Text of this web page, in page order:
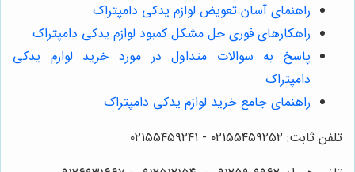
راهنمای آسان تعویض لوازم یدکی دامپتراک
راهکارهای فوری حل مشکل کمبود لوازم یدکی دامپتراک
پاسخ به سوالات متداول در مورد خرید لوازم یدکی
دامپتراک
راهنمای جامع خرید لوازم یدکی دامپتراک
تلفن ثابت: ۰۲۱۵۵۴۵۹۲۵۲ - ۰۲۱۵۵۴۵۹۲۴۱